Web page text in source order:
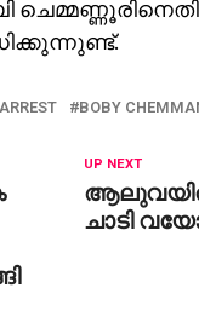
ARREST BOBY
UP NEXT
ആലുവയില്‍
ചാടി